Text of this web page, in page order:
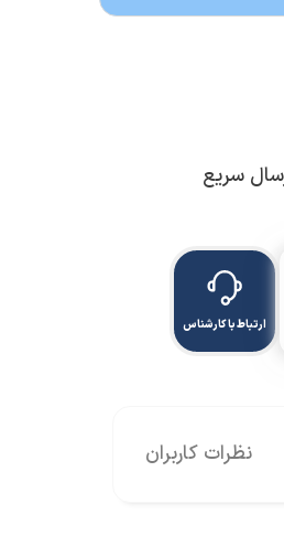
سریع
ارتباط با کارشناس
نظرات کاربران